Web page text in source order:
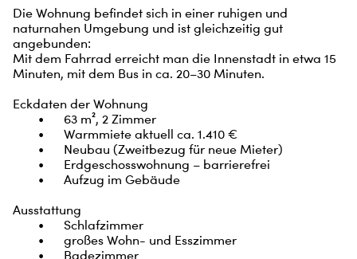
Die Wohnung befindet sich in einer ruhigen und
naturnahen Umgebung und ist gleichzeitig gut
angebunden:
Mit dem Fahrrad erreicht man die Innenstadt in etwa 15
Minuten, mit dem Bus in ca. 20–30 Minuten.
Eckdaten der Wohnung
Ausstattung